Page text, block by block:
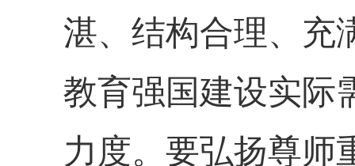
湛、结构合理、充
教育强国建设实际
力度。要弘扬尊师